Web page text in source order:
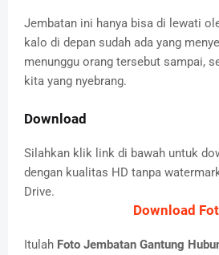
Jembatan ini hanya bisa di lewati
kalo di depan sudah ada yang
menunggu orang tersebut sampai,
kita yang nyebrang.
Download
Silahkan klik link di bawah untuk
dengan kualitas HD tanpa
Drive.
Download
Itulah Foto Jembatan Gantung